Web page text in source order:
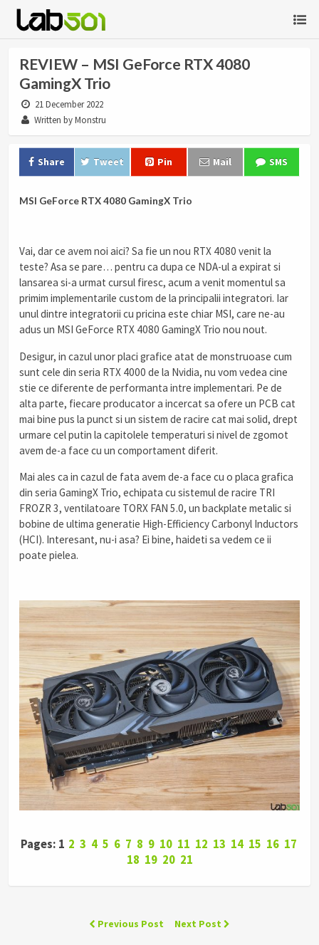
REVIEW – MSI GeForce RTX 4080
GamingX Trio
21 December 2022
Written by Monstru
Share Tweet Pin Mail SMS
MSI GeForce RTX 4080 GamingX Trio
Vai, dar ce avem noi aici? Sa fie un nou RTX 4080 venit la
teste? Asa se pare… pentru ca dupa ce NDA-ul a expirat si
lansarea si-a urmat cursul firesc, acum a venit momentul sa
primim implementarile custom de la principalii integratori. Iar
unul dintre integratorii cu pricina este chiar MSI, care ne-au
adus un MSI GeForce RTX 4080 GamingX Trio nou nout.
Desigur, in cazul unor placi grafice atat de monstruoase cum
sunt cele din seria RTX 4000 de la Nvidia, nu vom vedea cine
stie ce diferente de performanta intre implementari. Pe de
alta parte, fiecare producator a incercat sa ofere un PCB cat
mai bine pus la punct si un sistem de racire cat mai solid, drept
urmare cel putin la capitolele temperaturi si nivel de zgomot
avem de-a face cu un comportament diferit.
Mai ales ca in cazul de fata avem de-a face cu o placa grafica
din seria GamingX Trio, echipata cu sistemul de racire TRI
FROZR 3, ventilatoare TORX FAN 5.0, un backplate metalic si
bobine de ultima generatie High-Efficiency Carbonyl Inductors
(HCI). Interesant, nu-i asa? Ei bine, haideti sa vedem ce ii
poate pielea.
Pages: 1 2 3 4 5 6 7 8 9 10 11 12 13 14 15 16 17
18 19 20 21
Previous Post Next Post